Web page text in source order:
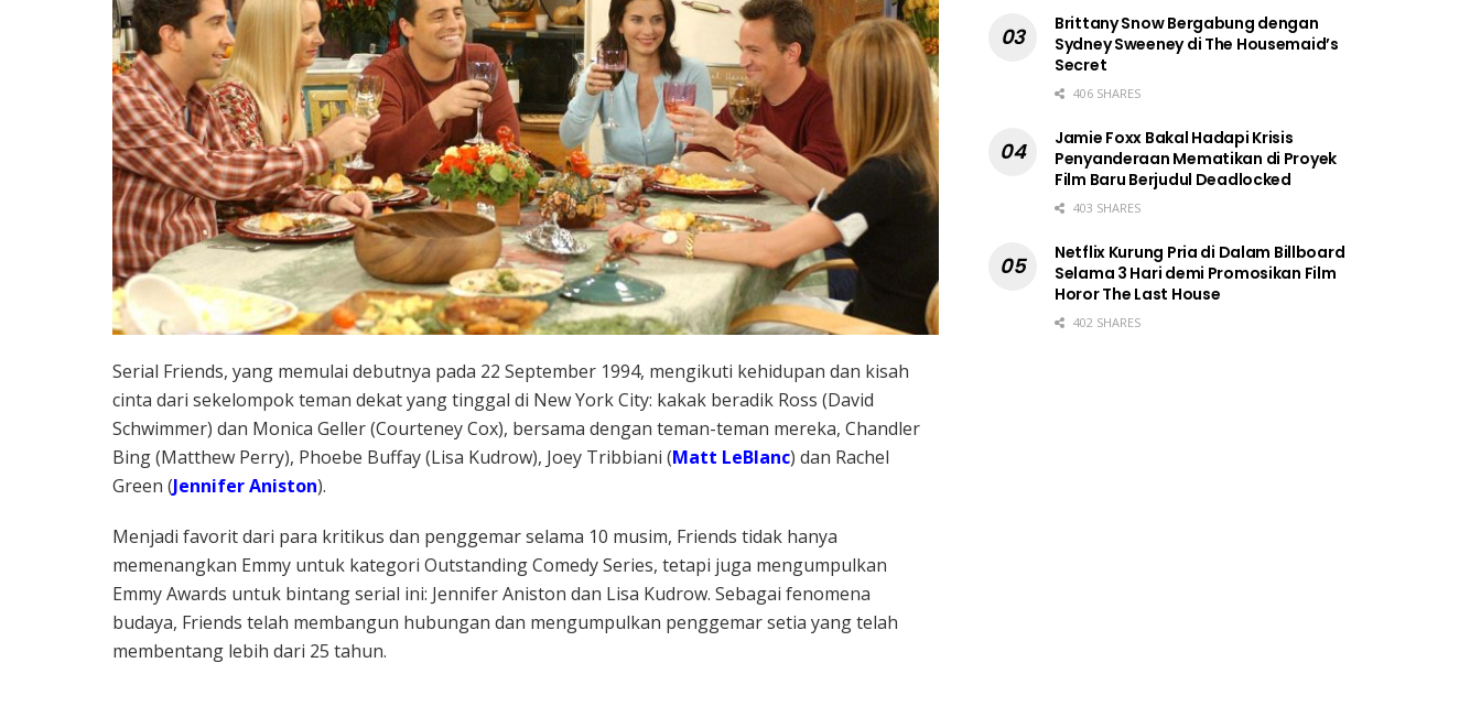
Serial Friends, yang memulai debutnya pada 22 September 1994, mengikuti kehidupan dan kisah
cinta dari sekelompok teman dekat yang tinggal di New York City: kakak beradik Ross (David
Schwimmer) dan Monica Geller (Courteney Cox), bersama dengan teman-teman mereka, Chandler
Bing (Matthew Perry), Phoebe Buffay (Lisa Kudrow), Joey Tribbiani (Matt LeBlanc) dan Rachel
Green (Jennifer Aniston).
Menjadi favorit dari para kritikus dan penggemar selama 10 musim, Friends tidak hanya
memenangkan Emmy untuk kategori Outstanding Comedy Series, tetapi juga mengumpulkan
Emmy Awards untuk bintang serial ini: Jennifer Aniston dan Lisa Kudrow. Sebagai fenomena
budaya, Friends telah membangun hubungan dan mengumpulkan penggemar setia yang telah
membentang lebih dari 25 tahun.
Brittany Snow Bergabung dengan
Sydney Sweeney di The Housemaid’s
Secret
406 SHARES
Jamie Foxx Bakal Hadapi Krisis
Penyanderaan Mematikan di Proyek
Film Baru Berjudul Deadlocked
403 SHARES
Netflix Kurung Pria di Dalam Billboard
Selama 3 Hari demi Promosikan Film
Horor The Last House
402 SHARES